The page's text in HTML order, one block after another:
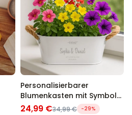
Personalisierbarer
Blumenkasten mit Symbol
und Text
24,99 €34,99 € -29%